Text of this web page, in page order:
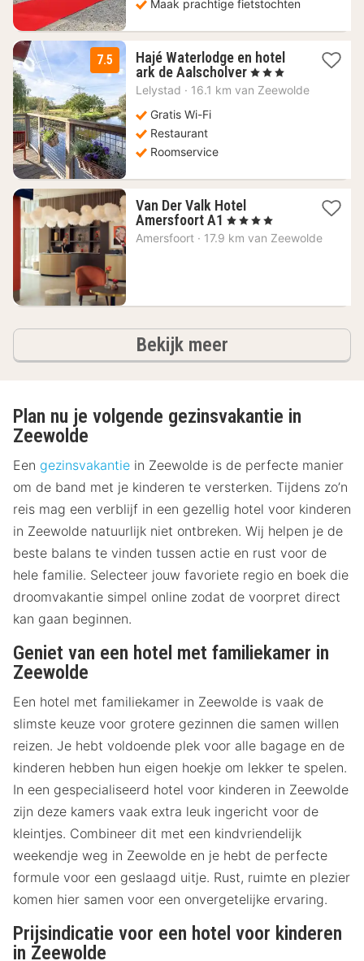
Maak prachtige fietstochten
7.5
Hajé Waterlodge en hotel
ark de Aalscholver 1
nacht
, 3 Sterren
Lelystad · 16.1 km van Zeewolde
Gratis Wi-Fi
Restaurant
Roomservice
Van Der Valk Hotel
Amersfoort A1 1
nacht
, 4 Sterren
Amersfoort · 17.9 km van Zeewolde
Bekijk meerhotels
Plan nu je volgende gezinsvakantie in
Zeewolde
Een gezinsvakantie in Zeewolde is de perfecte manier
om de band met je kinderen te versterken. Tijdens zo’n
reis mag een verblijf in een gezellig hotel voor kinderen
in Zeewolde natuurlijk niet ontbreken. Wij helpen je de
beste balans te vinden tussen actie en rust voor de
hele familie. Selecteer jouw favoriete regio en boek die
droomvakantie simpel online zodat de voorpret direct
kan gaan beginnen.
Geniet van een hotel met familiekamer in
Zeewolde
Een hotel met familiekamer in Zeewolde is vaak de
slimste keuze voor grotere gezinnen die samen willen
reizen. Je hebt voldoende plek voor alle bagage en de
kinderen hebben hun eigen hoekje om lekker te spelen.
In een gespecialiseerd hotel voor kinderen in Zeewolde
zijn deze kamers vaak extra leuk ingericht voor de
kleintjes. Combineer dit met een kindvriendelijk
weekendje weg in Zeewolde en je hebt de perfecte
formule voor een geslaagd uitje. Rust, ruimte en plezier
komen hier samen voor een onvergetelijke ervaring.
Prijsindicatie voor een hotel voor kinderen
in Zeewolde